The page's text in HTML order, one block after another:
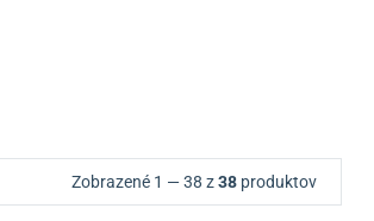
Zobrazené 1 — 38 z38 produktov